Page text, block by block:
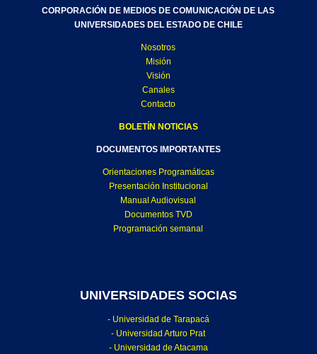
CORPORACIÓN DE MEDIOS DE COMUNICACIÓN DE LAS
UNIVERSIDADES DEL ESTADO DE CHILE
Nosotros
Misión
Visión
Canales
Contacto
BOLETÍN NOTICIAS
DOCUMENTOS IMPORTANTES
Orientaciones Programáticas
Presentación Institucional
Manual Audiovisual
Documentos TVD
Programación semanal
UNIVERSIDADES SOCIAS
- Universidad de Tarapacá
- Universidad Arturo Prat
- Universidad de Atacama